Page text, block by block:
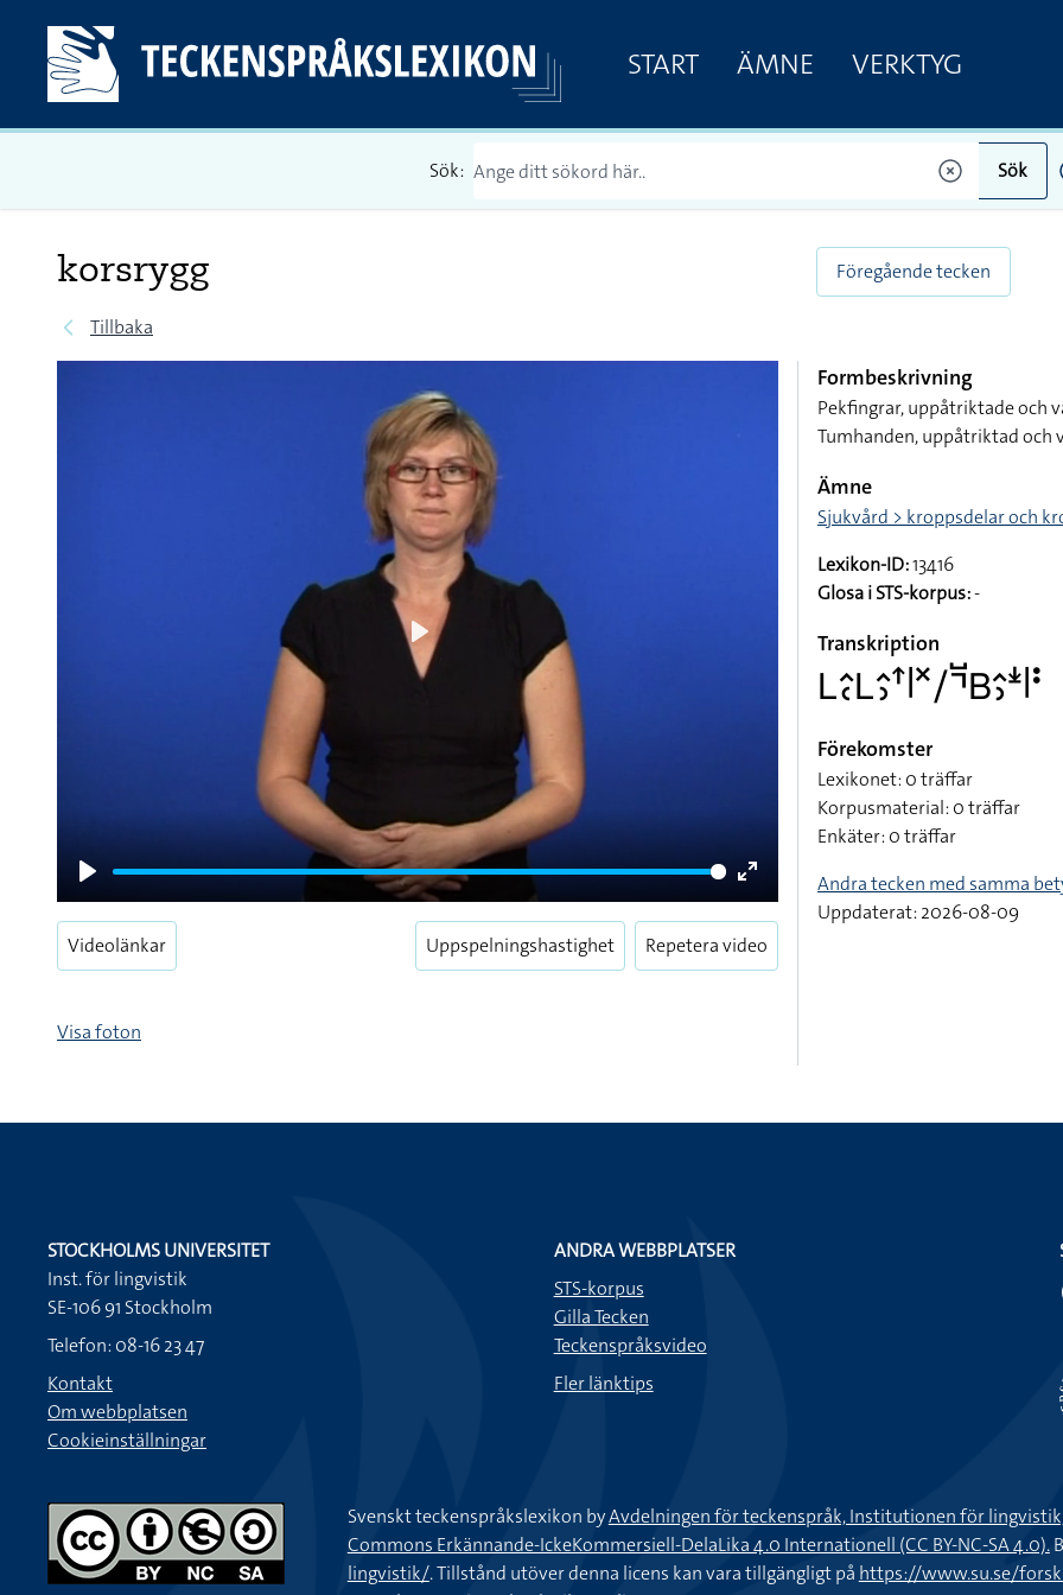
START ÄMNE VERKTYG
Sök: Sök
korsrygg
Tillbaka
Föregående tecken
Play
Enter
fullscreen
Play
Videolänkar Uppspelningshastighet Repetera video
Visa foton
Formbeskrivning
Pekfingrar, uppåtriktade och
Tumhanden, uppåtriktad och
Ämne
Sjukvård > kroppsdelar och
Lexikon-ID:13416
Glosa i STS-korpus:-
Transkription
􌥈􌤵􌥗􌥈􌤵􌤶􌦃􌥼􌦎􌥠􌤡􌤹􌤧􌤵􌤶􌥶􌥼􌥻
Förekomster
Lexikonet: 0 träffar
Korpusmaterial: 0 träffar
Enkäter: 0 träffar
Andra tecken med samma
Uppdaterat: 2026-08-09
STOCKHOLMS UNIVERSITET
Inst. för lingvistik
SE-106 91 Stockholm
Telefon: 08-16 23 47
Kontakt
Om webbplatsen
Cookieinställningar
ANDRA WEBBPLATSER
STS-korpus
Gilla Tecken
Teckenspråksvideo
Fler länktips
Svenskt teckenspråkslexikon byAvdelningen för teckenspråk, Institutionen för
Commons Erkännande-IckeKommersiell-DelaLika 4.0 Internationell (CC BY-NC-SA 4.0).
lingvistik/. Tillstånd utöver denna licens kan vara tillgängligt på https://www.su.se/